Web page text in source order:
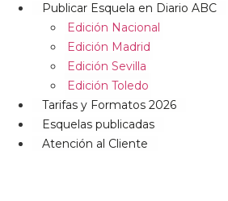
Publicar Esquela en Diario ABC
Edición Nacional
Edición Madrid
Edición Sevilla
Edición Toledo
Tarifas y Formatos 2026
Esquelas publicadas
Atención al Cliente